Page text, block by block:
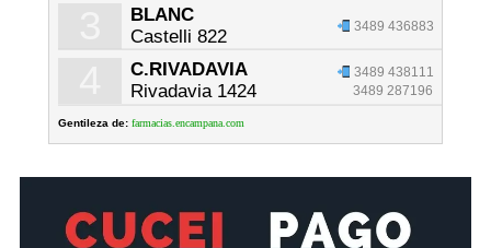
BLANC
Castelli 822
3489 436883
C.RIVADAVIA
Rivadavia 1424
3489 438111
3489 287196
Gentileza de: farmacias.encampana.com